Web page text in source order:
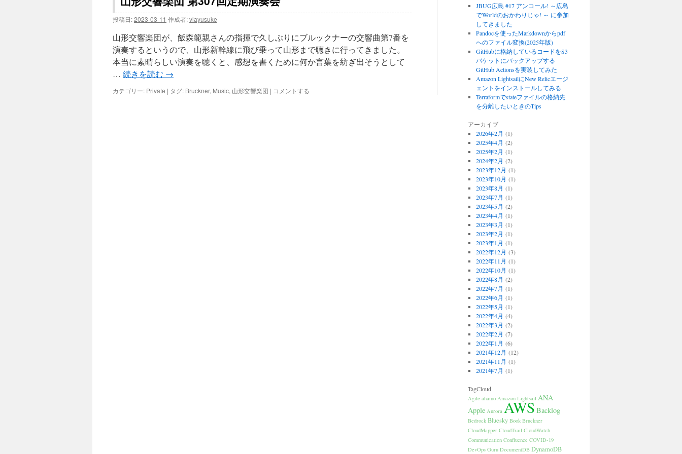
投稿日:2023-03-11 作成者:vlayusuke
山形交響楽団が、飯森範親さんの指揮で久しぶりにブルックナーの交響曲第7番を
演奏するというので、山形新幹線に飛び乗って山形まで聴きに行ってきました。
本当に素晴らしい演奏を聴くと、感想を書くために何か言葉を紡ぎ出そうとして
… 続きを読む →
カテゴリー: Private | タグ: Bruckner, Music, 山形交響楽団 | コメントする
JBUG広島 #17 アンコール! ～広島
でWorldのおかわりじゃ! ～ に参加
してきました
Pandocを使ったMarkdownからpdf
へのファイル変換(2025年版)
GitHubに格納しているコードをS3
バケットにバックアップする
GitHub Actionsを実装してみた
Amazon LightsailにNew Relicエージ
ェントをインストールしてみる
Terraformでstateファイルの格納先
を分離したいときのTips
アーカイブ
2026年2月 (1)
2025年4月 (2)
2025年2月 (1)
2024年2月 (2)
2023年12月 (1)
2023年10月 (1)
2023年8月 (1)
2023年7月 (1)
2023年5月 (2)
2023年4月 (1)
2023年3月 (1)
2023年2月 (1)
2023年1月 (1)
2022年12月 (3)
2022年11月 (1)
2022年10月 (1)
2022年8月 (2)
2022年7月 (1)
2022年6月 (1)
2022年5月 (1)
2022年4月 (4)
2022年3月 (2)
2022年2月 (7)
2022年1月 (6)
2021年12月 (12)
2021年11月 (1)
2021年7月 (1)
TagCloud
Agile ahamo Amazon Lightsail ANA
Apple Aurora AWS Backlog
Bedrock Bluesky Book Bruckner
CloudMapper CloudTrail CloudWatch
Communication Confluence COVID-19
DevOps Guru DocumentDB DynamoDB